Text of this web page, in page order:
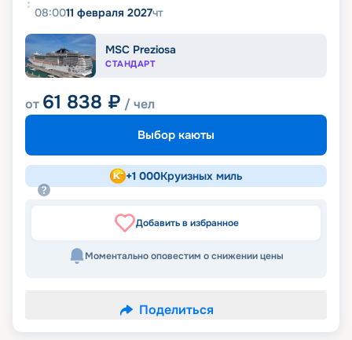
08:0011 февраля 2027чт
MSC Preziosa
СТАНДАРТ
от 61 838 ₽ / чел
Выбор каюты
+1 000Круизных миль
Добавить в избранное
Моментально оповестим о снижении цены
Поделиться